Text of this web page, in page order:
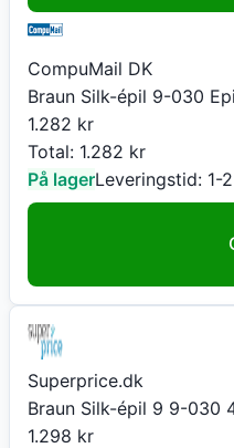
CompuMail DK
Braun Silk-épil 9-030
1.282 kr
Total: 1.282 kr
På lagerLeveringstid: 1-
Superprice.dk
Braun Silk-épil 9 9-030
1.298 kr